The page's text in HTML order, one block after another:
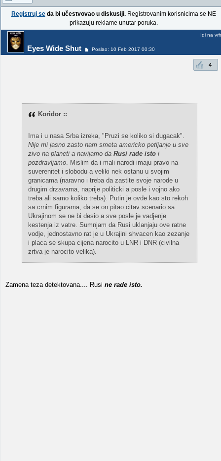
Registruj seda bi učestvovao u diskusiji.Registrovanim korisnicima se NE
prikazuju reklame unutar poruka.
Eyes Wide Shut Poslao: 10 Feb 2017 00:30
Idi na vrh
4
Koridor ::
Ima i u nasa Srba izreka, "Pruzi se koliko si dugacak".
Nije mi jasno zasto nam smeta americko petljanje u sve
zivo na planeti a navijamo da Rusi rade istoi
pozdravljamo. Mislim da i mali narodi imaju pravo na
suverenitet i slobodu a veliki nek ostanu u svojim
granicama (naravno i treba da zastite svoje narode u
drugim drzavama, naprije politicki a posle i vojno ako
treba ali samo koliko treba). Putin je ovde kao sto rekoh
sa crnim figurama, da se on pitao citav scenario sa
Ukrajinom se ne bi desio a sve posle je vadjenje
kestenja iz vatre. Sumnjam da Rusi uklanjaju ove ratne
vodje, jednostavno rat je u Ukrajini shvacen kao zezanje
i placa se skupa cijena narocito u LNR i DNR (civilna
zrtva je narocito velika).
Zamena teza detektovana.... Rusi ne rade isto.